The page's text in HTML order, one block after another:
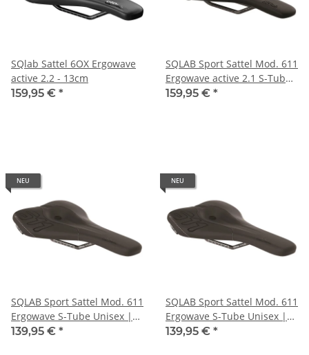
SQlab Sattel 6OX Ergowave
active 2.2 - 13cm
159,95 € *
SQLAB Sport Sattel Mod. 611
Ergowave active 2.1 S-Tube
Unisex | Sport | Maße: 280
159,95 € *
NEU
SQLAB Sport Sattel Mod. 611
Ergowave S-Tube Unisex |
Sport | Maße: 280 x 140 mm
139,95 € *
NEU
SQLAB Sport Sattel Mod. 611
Ergowave S-Tube Unisex |
Sport | Maße: 280 x 150 mm
139,95 € *